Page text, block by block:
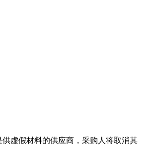
虚假材料的供应商，采购人将取消其